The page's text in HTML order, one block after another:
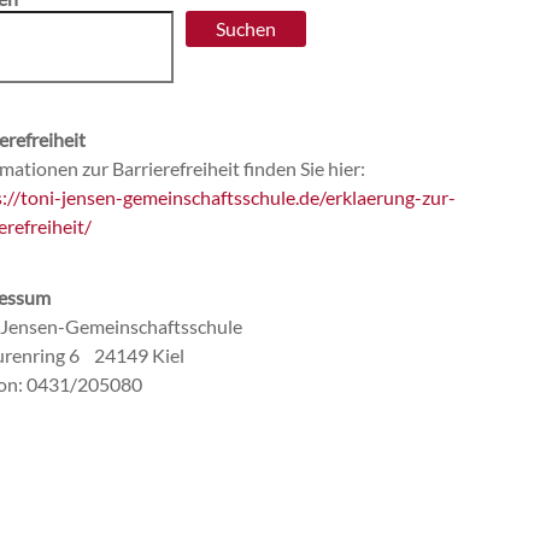
Suchen
zur Barrierefreiheit finden Sie hier:
toni-jensen-gemeinschaftsschule.de/erklaerung-zur-
Gemeinschaftsschule
6 24149 Kiel
0431/205080